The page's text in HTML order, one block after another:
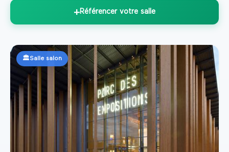
+Référencer votre salle
🏛️Salle salon